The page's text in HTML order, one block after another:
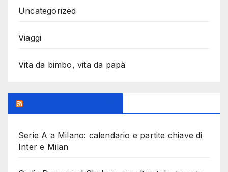
Uncategorized
Viaggi
Vita da bimbo, vita da papà
Serie A a Milano: calendario e partite chiave di
Inter e Milan